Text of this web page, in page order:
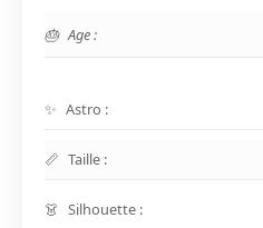
Age :
Astro :
Taille :
Silhouette :